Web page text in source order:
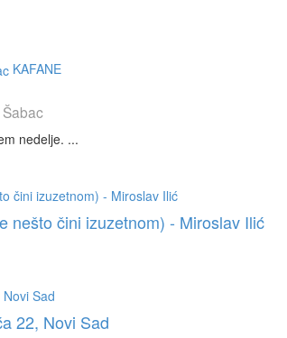
KAFANE
nedelje. ...
nešto čini izuzetnom) - Miroslav Ilić
22, Novi Sad